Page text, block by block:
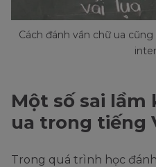
Cách đánh vần chữ ua
Một số sai lầm
ua trong tiếng
Trong quá trình học